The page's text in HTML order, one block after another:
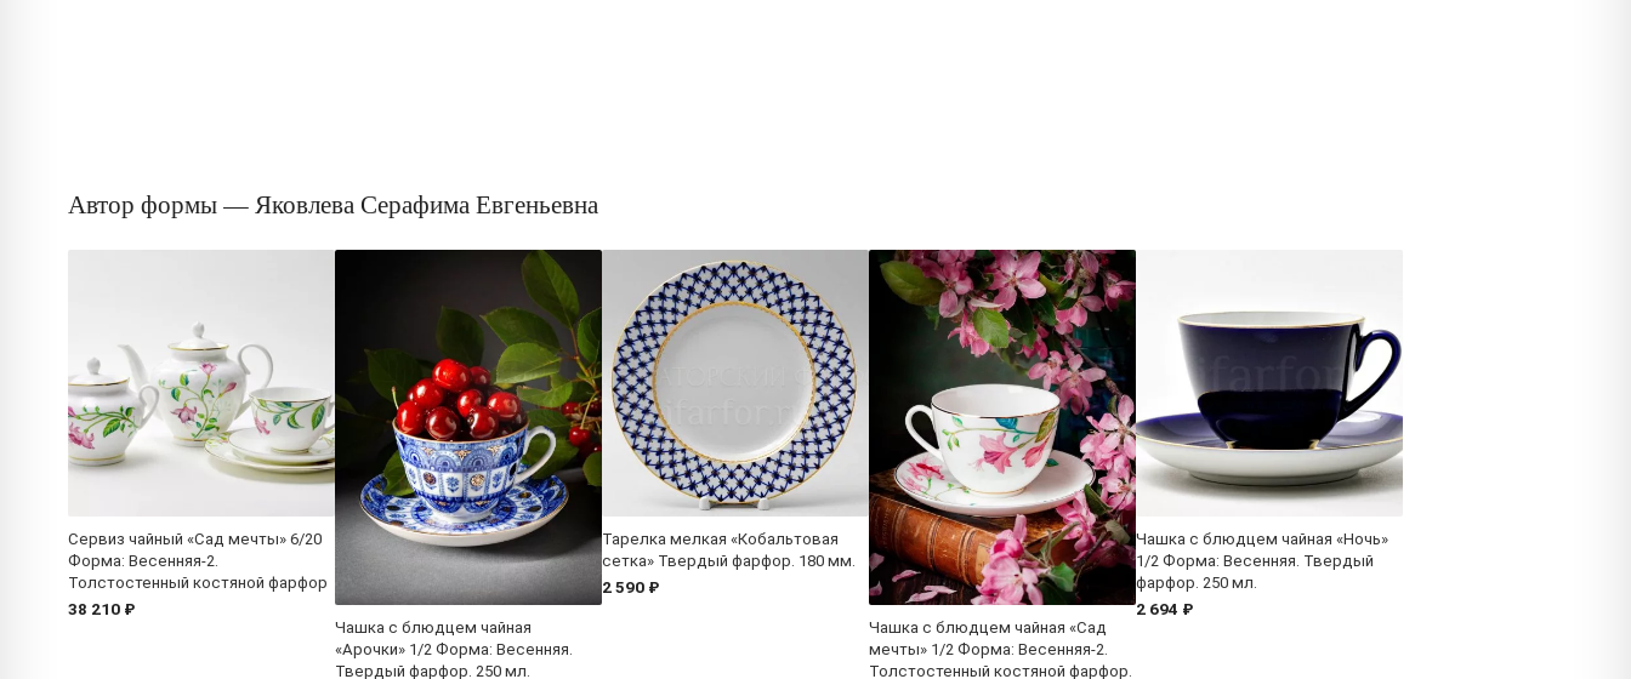
Автор формы — Яковлева Серафима Евгеньевна
Сервиз чайный «Сад мечты» 6/20
Форма: Весенняя-2.
Толстостенный костяной фарфор
38 210 ₽
Чашка с блюдцем чайная
«Арочки» 1/2 Форма: Весенняя.
Твердый фарфор. 250 мл.
Тарелка мелкая «Кобальтовая
сетка» Твердый фарфор. 180 мм.
2 590 ₽
Чашка с блюдцем чайная «Сад
мечты» 1/2 Форма: Весенняя-2.
Толстостенный костяной фарфор.
Чашка с блюдцем чайная «Ночь»
1/2 Форма: Весенняя. Твердый
фарфор. 250 мл.
2 694 ₽